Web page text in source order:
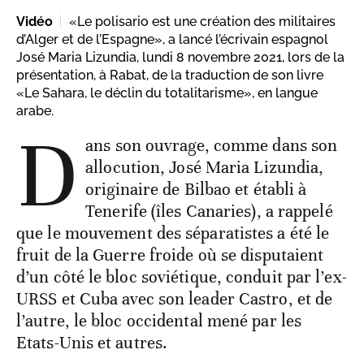
Vidéo
«Le polisario est une création des militaires
d’Alger et de l’Espagne», a lancé l’écrivain espagnol
José Maria Lizundia, lundi 8 novembre 2021, lors de la
présentation, à Rabat, de la traduction de son livre
«Le Sahara, le déclin du totalitarisme», en langue
arabe.
D ans son ouvrage, comme dans son
allocution, José Maria Lizundia,
originaire de Bilbao et établi à
Tenerife (îles Canaries), a rappelé
que le mouvement des séparatistes a été le
fruit de la Guerre froide où se disputaient
d’un côté le bloc soviétique, conduit par l’ex-
URSS et Cuba avec son leader Castro, et de
l’autre, le bloc occidental mené par les
Etats-Unis et autres.